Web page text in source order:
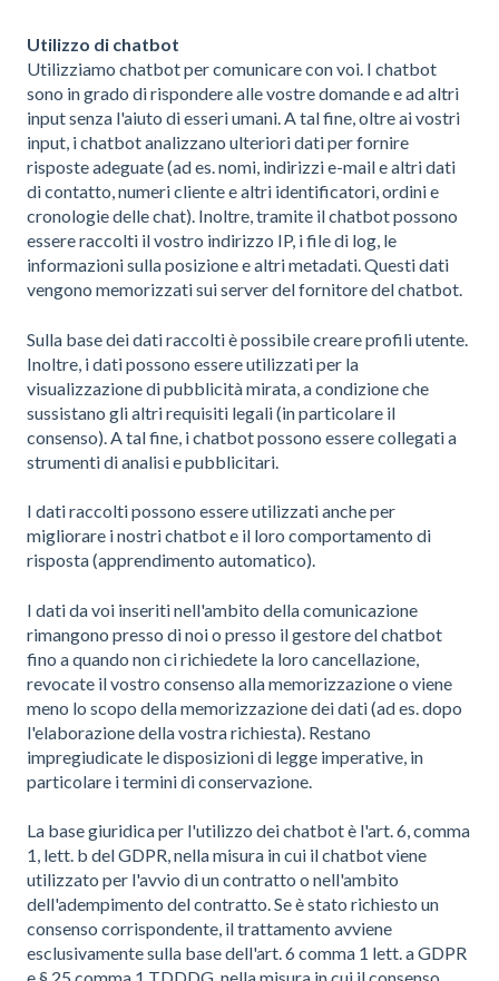
Utilizzo di chatbot
Utilizziamo chatbot per comunicare con voi. I chatbot
sono in grado di rispondere alle vostre domande e ad altri
input senza l'aiuto di esseri umani. A tal fine, oltre ai vostri
input, i chatbot analizzano ulteriori dati per fornire
risposte adeguate (ad es. nomi, indirizzi e-mail e altri dati
di contatto, numeri cliente e altri identificatori, ordini e
cronologie delle chat). Inoltre, tramite il chatbot possono
essere raccolti il vostro indirizzo IP, i file di log, le
informazioni sulla posizione e altri metadati. Questi dati
vengono memorizzati sui server del fornitore del chatbot.
Sulla base dei dati raccolti è possibile creare profili utente.
Inoltre, i dati possono essere utilizzati per la
visualizzazione di pubblicità mirata, a condizione che
sussistano gli altri requisiti legali (in particolare il
consenso). A tal fine, i chatbot possono essere collegati a
strumenti di analisi e pubblicitari.
I dati raccolti possono essere utilizzati anche per
migliorare i nostri chatbot e il loro comportamento di
risposta (apprendimento automatico).
I dati da voi inseriti nell'ambito della comunicazione
rimangono presso di noi o presso il gestore del chatbot
fino a quando non ci richiedete la loro cancellazione,
revocate il vostro consenso alla memorizzazione o viene
meno lo scopo della memorizzazione dei dati (ad es. dopo
l'elaborazione della vostra richiesta). Restano
impregiudicate le disposizioni di legge imperative, in
particolare i termini di conservazione.
La base giuridica per l'utilizzo dei chatbot è l'art. 6, comma
1, lett. b del GDPR, nella misura in cui il chatbot viene
utilizzato per l'avvio di un contratto o nell'ambito
dell'adempimento del contratto. Se è stato richiesto un
consenso corrispondente, il trattamento avviene
esclusivamente sulla base dell'art. 6 comma 1 lett. a GDPR